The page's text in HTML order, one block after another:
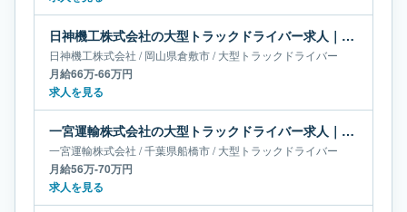
日神機工株式会社の大型トラックドライバー求人｜岡山県倉敷市｜月給66万-66万円
日神機工株式会社 /岡山県倉敷市/大型トラックドライバー
月給66万-66万円
求人を見る
一宮運輸株式会社の大型トラックドライバー求人｜千葉県船橋市｜月給56万-70万円
一宮運輸株式会社 /千葉県船橋市/大型トラックドライバー
月給56万-70万円
求人を見る